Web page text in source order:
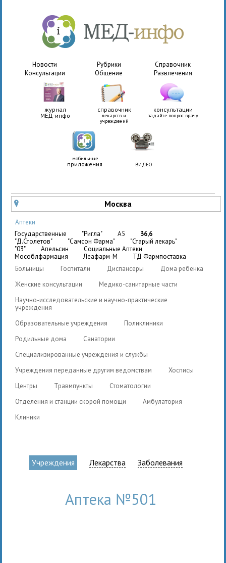
Новости Рубрики
Справочник
Консультации
Общение Развлечения
журнал
МЕД-инфо
справочник
лекарств и
учреждений
консультации
задайте вопрос врачу
мобильные
приложения ВИДЕО
u Москва
Аптеки
государственные
"Ригла" A5
36,6
"Д.Столетов"
"Самсон Фарма"
"Старый лекарь"
"03"
Апельсин
Социальные Аптеки
Мособлфармация
Леафарм-М
ТД Фармпоставка
Больницы
Госпитали Диспансеры
Дома ребенка
Женские консультации
Медико-санитарные части
Научно-исследовательские и научно-практические
учреждения
Образовательные учреждения
Поликлиники
Родильные дома
Санатории
Специализированные учреждения и службы
Учреждения переданные другим ведомствам
Хосписы
Центры
Травмпункты
Стоматологии
Отделения и станции скорой помощи
Амбулатория
Клиники
Учреждения Лекарства Заболевания
Аптека №501